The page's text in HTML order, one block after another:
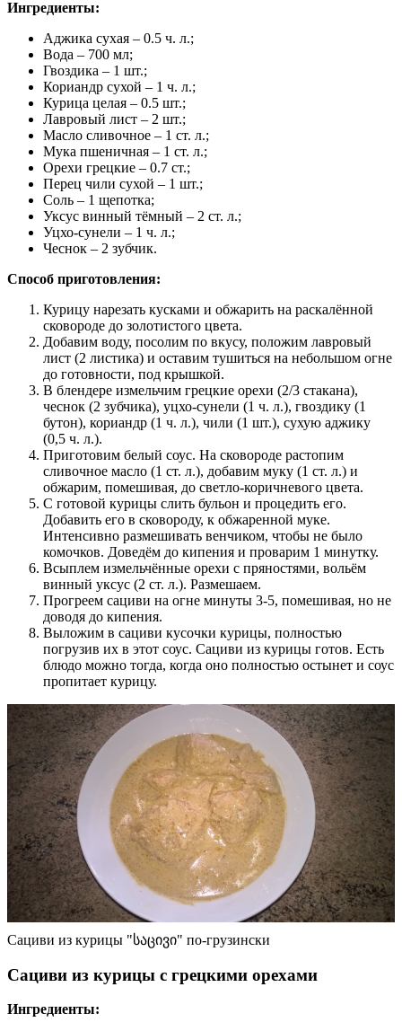
Ингредиенты:
Аджика сухая – 0.5 ч. л.;
Вода – 700 мл;
Гвоздика – 1 шт.;
Кориандр сухой – 1 ч. л.;
Курица целая – 0.5 шт.;
Лавровый лист – 2 шт.;
Масло сливочное – 1 ст. л.;
Мука пшеничная – 1 ст. л.;
Орехи грецкие – 0.7 ст.;
Перец чили сухой – 1 шт.;
Соль – 1 щепотка;
Уксус винный тёмный – 2 ст. л.;
Уцхо-сунели – 1 ч. л.;
Чеснок – 2 зубчик.
Способ приготовления:
Курицу нарезать кусками и обжарить на раскалённой
сковороде до золотистого цвета.
Добавим воду, посолим по вкусу, положим лавровый
лист (2 листика) и оставим тушиться на небольшом огне
до готовности, под крышкой.
В блендере измельчим грецкие орехи (2/3 стакана),
чеснок (2 зубчика), уцхо-сунели (1 ч. л.), гвоздику (1
бутон), кориандр (1 ч. л.), чили (1 шт.), сухую аджику
(0,5 ч. л.).
Приготовим белый соус. На сковороде растопим
сливочное масло (1 ст. л.), добавим муку (1 ст. л.) и
обжарим, помешивая, до светло-коричневого цвета.
С готовой курицы слить бульон и процедить его.
Добавить его в сковороду, к обжаренной муке.
Интенсивно размешивать венчиком, чтобы не было
комочков. Доведём до кипения и проварим 1 минутку.
Всыплем измельчённые орехи с пряностями, вольём
винный уксус (2 ст. л.). Размешаем.
Прогреем сациви на огне минуты 3-5, помешивая, но не
доводя до кипения.
Выложим в сациви кусочки курицы, полностью
погрузив их в этот соус. Сациви из курицы готов. Есть
блюдо можно тогда, когда оно полностью остынет и соус
пропитает курицу.
Сациви из курицы "საცივი" по-грузински
Сациви из курицы с грецкими орехами
Ингредиенты: